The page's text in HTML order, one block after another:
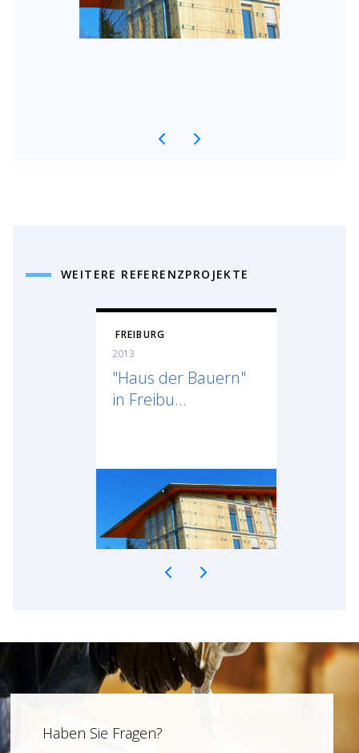
WEITERE REFERENZPROJEKTE
FREIBURG
2013
"Haus der Bauern"
in Freibu...
Haben Sie Fragen?